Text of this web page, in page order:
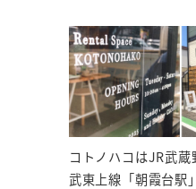
コトノハコはJR武
武東上線「朝霞台駅